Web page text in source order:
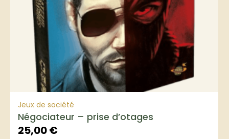
Jeux de société
Négociateur – prise d’otages
25,00€